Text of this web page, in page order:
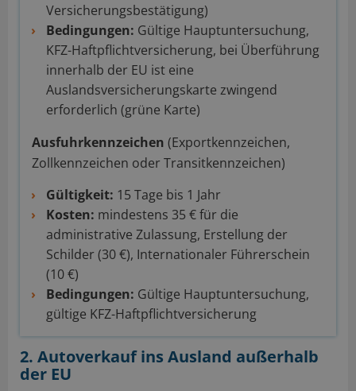
Versicherungsbestätigung)
Bedingungen: Gültige Hauptuntersuchung,
KFZ-Haftpflichtversicherung, bei Überführung
innerhalb der EU ist eine
Auslandsversicherungskarte zwingend
erforderlich (grüne Karte)
Ausfuhrkennzeichen (Exportkennzeichen,
Zollkennzeichen oder Transitkennzeichen)
Gültigkeit: 15 Tage bis 1 Jahr
Kosten: mindestens 35 € für die
administrative Zulassung, Erstellung der
Schilder (30 €), Internationaler Führerschein
(10 €)
Bedingungen: Gültige Hauptuntersuchung,
gültige KFZ-Haftpflichtversicherung
2. Autoverkauf ins Ausland außerhalb
der EU